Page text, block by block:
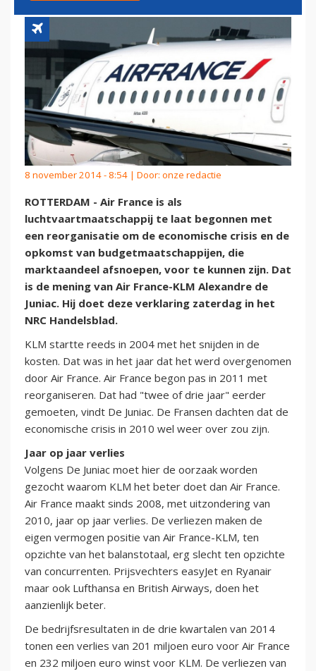
8 november 2014 - 8:54 | Door: onze redactie
ROTTERDAM - Air France is als
luchtvaartmaatschappij te laat begonnen met
een reorganisatie om de economische crisis en de
opkomst van budgetmaatschappijen, die
marktaandeel afsnoepen, voor te kunnen zijn. Dat
is de mening van Air France-KLM Alexandre de
Juniac. Hij doet deze verklaring zaterdag in het
NRC Handelsblad.
KLM startte reeds in 2004 met het snijden in de
kosten. Dat was in het jaar dat het werd overgenomen
door Air France. Air France begon pas in 2011 met
reorganiseren. Dat had "twee of drie jaar" eerder
gemoeten, vindt De Juniac. De Fransen dachten dat de
economische crisis in 2010 wel weer over zou zijn.
Jaar op jaar verlies
Volgens De Juniac moet hier de oorzaak worden
gezocht waarom KLM het beter doet dan Air France.
Air France maakt sinds 2008, met uitzondering van
2010, jaar op jaar verlies. De verliezen maken de
eigen vermogen positie van Air France-KLM, ten
opzichte van het balanstotaal, erg slecht ten opzichte
van concurrenten. Prijsvechters easyJet en Ryanair
maar ook Lufthansa en British Airways, doen het
aanzienlijk beter.
De bedrijfsresultaten in de drie kwartalen van 2014
tonen een verlies van 201 miljoen euro voor Air France
en 232 miljoen euro winst voor KLM. De verliezen van